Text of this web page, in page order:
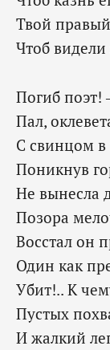
Твой правый
Чтоб
Погиб поэт!
Пал,
С свинцом
Поникнув
Не вынесла
Позора
Восстал он
Один как
Убит!.. К
Пустых
И жалкий